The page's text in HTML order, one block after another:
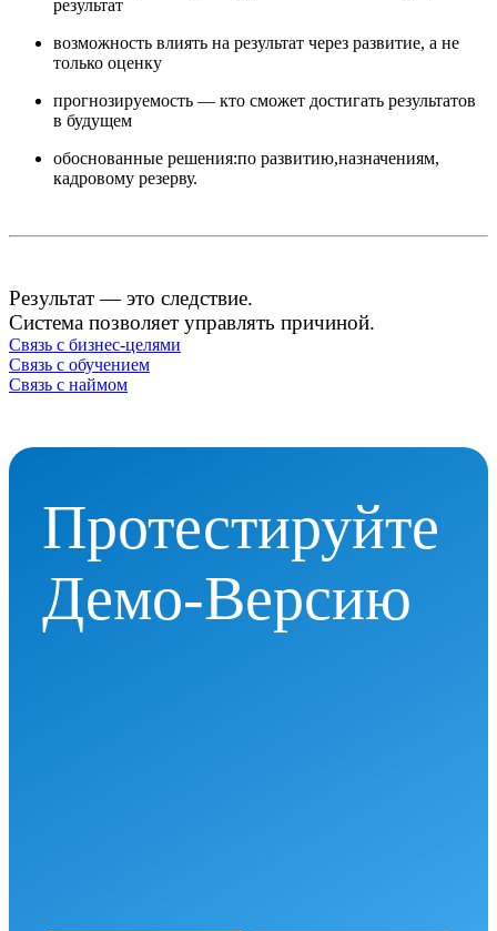
результат
возможность влиять на результат через развитие, а не
только оценку
прогнозируемость — кто сможет достигать результатов
в будущем
обоснованные решения:по развитию,назначениям,
кадровому резерву.
Результат — это следствие.
Система позволяет управлять причиной.
Связь с бизнес-целями
Связь с обучением
Связь с наймом
Протестируйте
Демо-Версию